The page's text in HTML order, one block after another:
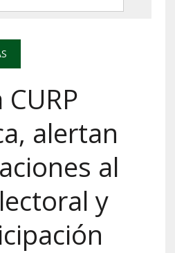
alertan
al
y